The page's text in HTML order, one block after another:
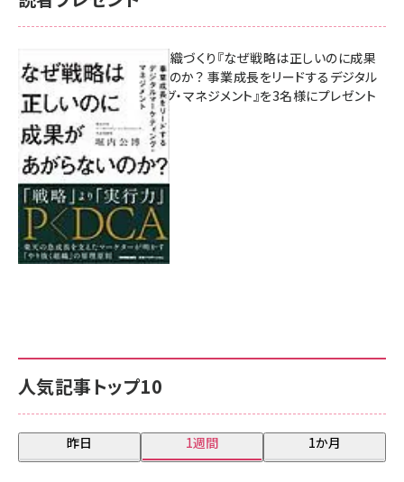
人気記事トップ10
昨日 1週間 1か月
成果を生む組織づくり『なぜ戦略は正しいのに成果
があがらないのか？ 事業成長をリードするデジタル
マーケティング・マネジメント』を3名様にプレゼント
8月7日 10:00